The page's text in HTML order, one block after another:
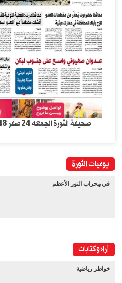
صحيفة الثورة الجمعه 24 صفر 1448- 7 اغسطس 2026
يوميات الثورة
في مِحراب النور الأعظم
آراء وكتابات
خواطر رياضية